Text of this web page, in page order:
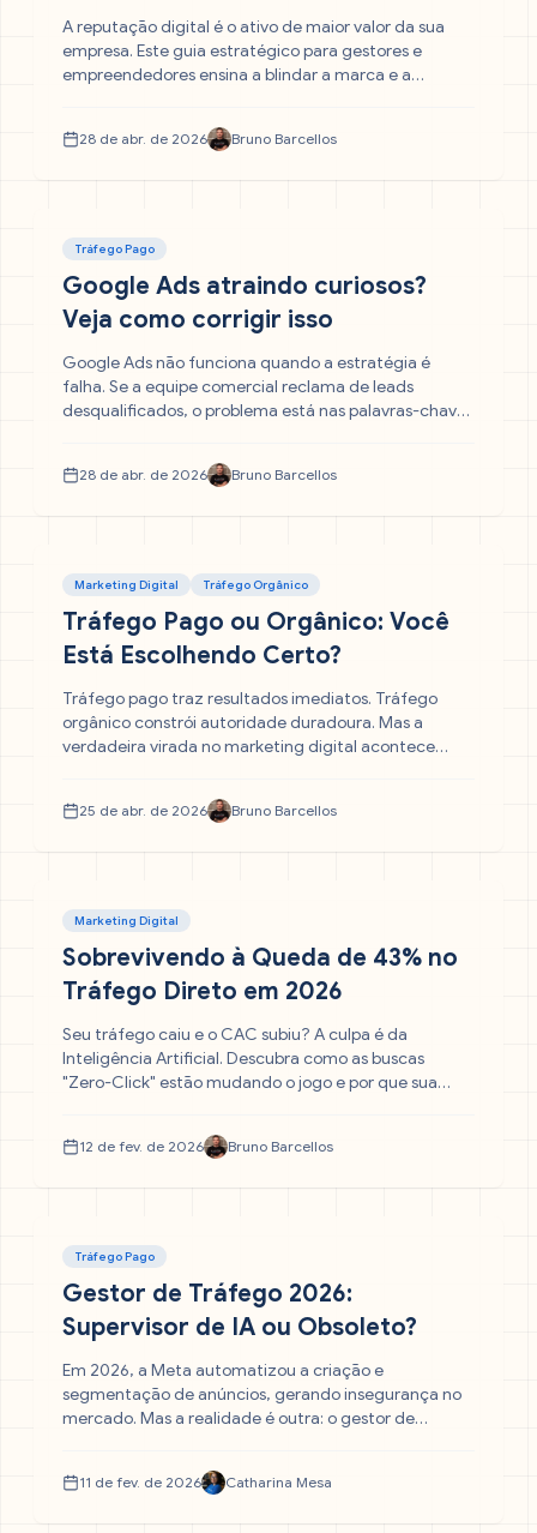
A reputação digital é o ativo de maior valor da sua
empresa. Este guia estratégico para gestores e
empreendedores ensina a blindar a marca e a
autoridade, gerenciar crises com inteligência e
converter avaliações negativas em chances de
28 de abr. de 2026 Bruno Barcellos
Tráfego Pago
Google Ads atraindo curiosos?
Veja como corrigir isso
Google Ads não funciona quando a estratégia é
falha. Se a equipe comercial reclama de leads
desqualificados, o problema está nas palavras-chave,
configurada. Entenda os três erros que desperdiçam
seu orçamento e como corrigi-los.
28 de abr. de 2026 Bruno Barcellos
Marketing Digital Tráfego Orgânico
Tráfego Pago ou Orgânico: Você
Está Escolhendo Certo?
Tráfego pago traz resultados imediatos. Tráfego
orgânico constrói autoridade duradoura. Mas a
verdadeira virada no marketing digital acontece
a usá-los juntos. Entenda como essa combinação
reduz o CAC, eleva o ROI e transforma sua empresa
25 de abr. de 2026 Bruno Barcellos
Marketing Digital
Sobrevivendo à Queda de 43% no
Tráfego Direto em 2026
Seu tráfego caiu e o CAC subiu? A culpa é da
Inteligência Artificial. Descubra como as buscas
"Zero-Click" estão mudando o jogo e por que sua
começar a construir canais proprietários agora
mesmo.
12 de fev. de 2026 Bruno Barcellos
Tráfego Pago
Gestor de Tráfego 2026:
Supervisor de IA ou Obsoleto?
Em 2026, a Meta automatizou a criação e
segmentação de anúncios, gerando insegurança no
mercado. Mas a realidade é outra: o gestor de
Entenda como a automação total transformou a
profissão e por que seu salário depende agora da sua
11 de fev. de 2026 Catharina Mesa